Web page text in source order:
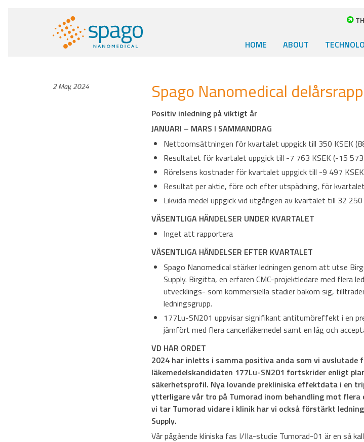
HOME ABOUT
2 May, 2024 Spago Nanomedical
Positiv inledning på viktigt år
JANUARI – MARS I SAMMANDRAG
Nettoomsättningen för kvartalet uppgick till 350 KSEK
Resultatet för kvartalet uppgick till -7 763 KSEK (-15 573
Rörelsens kostnader för kvartalet uppgick till -9 497
Resultat per aktie, före och efter utspädning, för
Likvida medel uppgick vid utgången av kvartalet till 32 250
VÄSENTLIGA HÄNDELSER UNDER KVARTALET
Inget att rapportera
VÄSENTLIGA HÄNDELSER EFTER KVARTALET
Spago Nanomedical stärker ledningen genom att utse
Supply. Birgitta, en erfaren CMC-projektledare med flera
utvecklings- som kommersiella stadier bakom sig,
ledningsgrupp.
177Lu-SN201 uppvisar signifikant antitumöreffekt i en
jämfört med flera cancerläkemedel samt en låg och
VD HAR ORDET
2024 har inletts i samma positiva anda som vi
läkemedelskandidaten 177Lu-SN201 fortskrider enligt
säkerhetsprofil. Nya lovande prekliniska effektdata i en
ytterligare vår tro på Tumorad inom behandling mot
vi tar Tumorad vidare i klinik har vi också förstärkt
Supply.
Vår pågående kliniska fas I/IIa-studie Tumorad-01 är en så